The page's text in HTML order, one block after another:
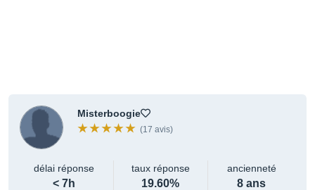
Misterboogie
(17 avis)
délai réponse
< 7h
taux réponse
19.60%
ancienneté
8 ans